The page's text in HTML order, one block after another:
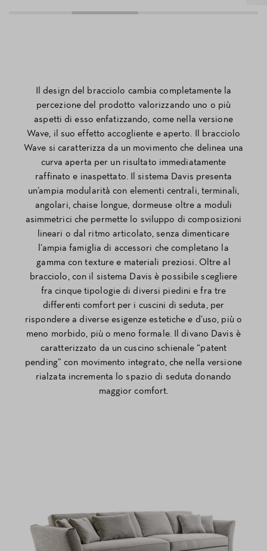
Il design del bracciolo cambia completamente la
percezione del prodotto valorizzando uno o più
aspetti di esso enfatizzando, come nella versione
Wave, il suo effetto accogliente e aperto. Il bracciolo
Wave si caratterizza da un movimento che delinea una
curva aperta per un risultato immediatamente
raffinato e inaspettato. Il sistema Davis presenta
un’ampia modularità con elementi centrali, terminali,
angolari, chaise longue, dormeuse oltre a moduli
asimmetrici che permette lo sviluppo di composizioni
lineari o dal ritmo articolato, senza dimenticare
l’ampia famiglia di accessori che completano la
gamma con texture e materiali preziosi. Oltre al
bracciolo, con il sistema Davis è possibile scegliere
fra cinque tipologie di diversi piedini e fra tre
differenti comfort per i cuscini di seduta, per
rispondere a diverse esigenze estetiche e d’uso, più o
meno morbido, più o meno formale. Il divano Davis è
caratterizzato da un cuscino schienale “patent
pending” con movimento integrato, che nella versione
rialzata incrementa lo spazio di seduta donando
maggior comfort.